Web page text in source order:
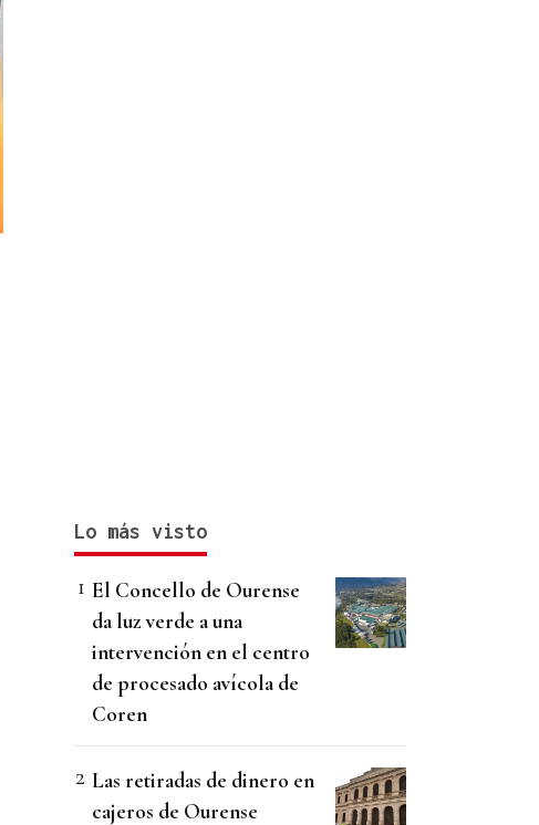
Lo más visto
El Concello de Ourense
da luz verde a una
intervención en el centro
de procesado avícola de
Coren
Las retiradas de dinero en
cajeros de Ourense